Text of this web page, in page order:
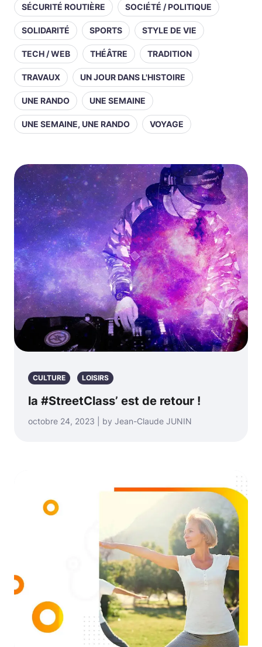
SÉCURITÉ ROUTIÈRE SOCIÉTÉ / POLITIQUE
SOLIDARITÉ SPORTS STYLE DE VIE
TECH / WEB THÉÂTRE TRADITION
TRAVAUX UN JOUR DANS L'HISTOIRE
UNE RANDO UNE SEMAINE
UNE SEMAINE, UNE RANDO VOYAGE
CULTURE LOISIRS
la #StreetClass’ est de retour !
octobre 24, 2023 | by Jean-Claude JUNIN